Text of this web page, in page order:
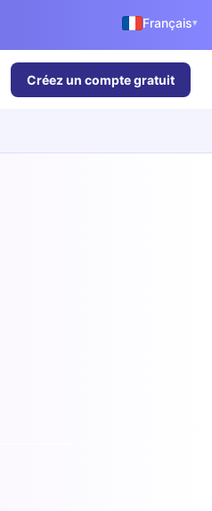
Français▾
Créez un compte gratuit